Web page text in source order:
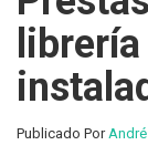
Publicado Por